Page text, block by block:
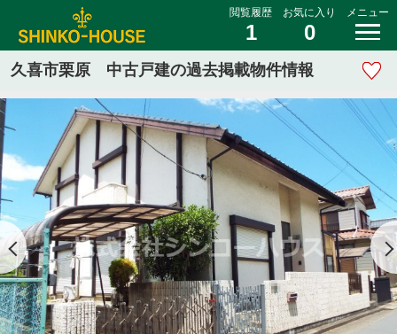
閲覧履歴
1
お気に入り
0
メニュー
久喜市栗原 中古戸建の過去掲載物件情報